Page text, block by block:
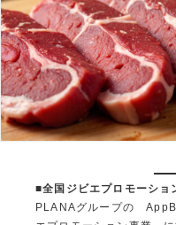
■全国ジビエプロモーショ
PLANAグループの